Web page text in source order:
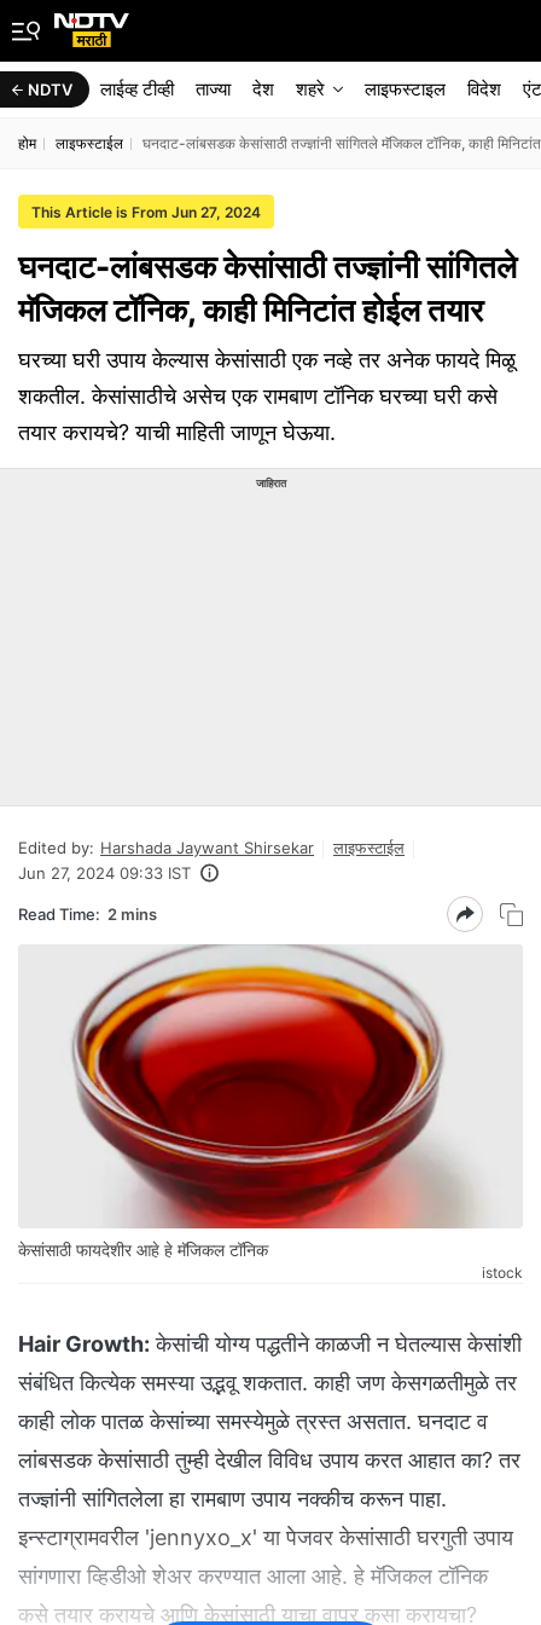
NDTV लाईव्ह टीव्ही ताज्या देश शहरे लाइफस्टाइल विदेश
होम लाइफस्टाईल घनदाट-लांबसडक केसांसाठी तज्ज्ञांनी सांगितले मॅजिकल टॉनिक, काही
This Article is From Jun 27, 2024
घनदाट-लांबसडक केसांसाठी तज्ज्ञांनी सांगितले
मॅजिकल टॉनिक, काही मिनिटांत होईल तयार
घरच्या घरी उपाय केल्यास केसांसाठी एक नव्हे तर अनेक फायदे मिळू
शकतील. केसांसाठीचे असेच एक रामबाण टॉनिक घरच्या घरी कसे
तयार करायचे? याची माहिती जाणून घेऊया.
जाहिरात
Edited by: Harshada Jaywant Shirsekar
लाइफस्टाईल
Jun 27, 2024 09:33 IST
Read Time: 2 mins
केसांसाठी फायदेशीर आहे हे मॅजिकल टॉनिक
istock
Hair Growth: केसांची योग्य पद्धतीने काळजी न घेतल्यास केसांशी
संबंधित कित्येक समस्या उद्भवू शकतात. काही जण केसगळतीमुळे तर
काही लोक पातळ केसांच्या समस्येमुळे त्रस्त असतात. घनदाट व
लांबसडक केसांसाठी तुम्ही देखील विविध उपाय करत आहात का? तर
तज्ज्ञांनी सांगितलेला हा रामबाण उपाय नक्कीच करून पाहा.
इन्स्टाग्रामवरील 'jennyxo_x' या पेजवर केसांसाठी घरगुती उपाय
सांगणारा व्हिडीओ शेअर करण्यात आला आहे. हे मॅजिकल टॉनिक
कसे तयार करायचे आणि केसांसाठी याचा वापर कसा करायचा?